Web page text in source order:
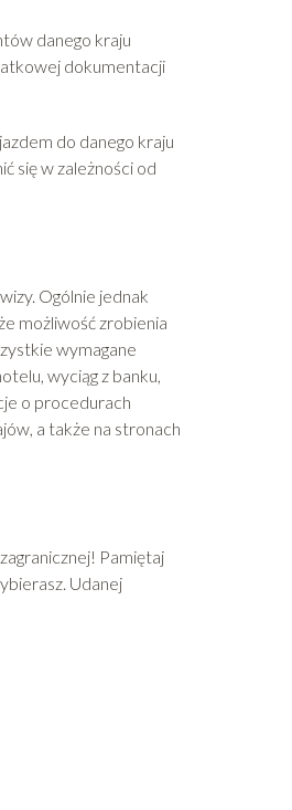
danego kraju
dokumentacji
do danego kraju
się w zależności od
Ogólnie jednak
możliwość zrobienia
wymagane
wyciąg z banku,
o procedurach
a także na stronach
Pamiętaj
Udanej